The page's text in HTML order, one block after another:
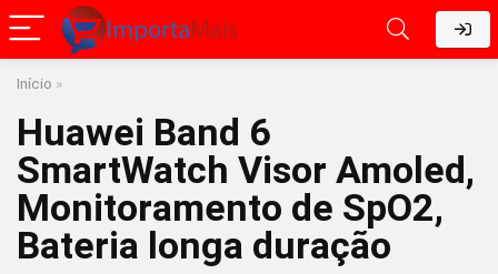
Início »
Huawei Band 6
SmartWatch Visor Amoled,
Monitoramento de SpO2,
Bateria longa duração